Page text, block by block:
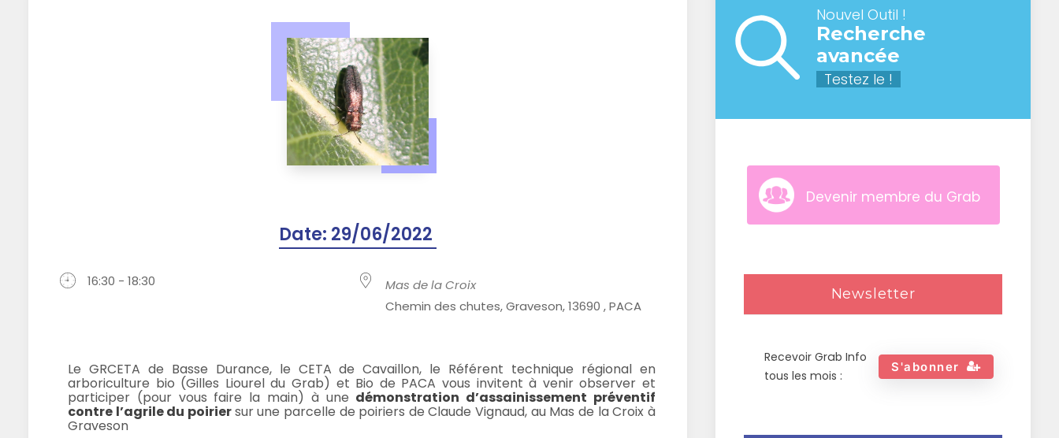
Date: 29/06/2022
16:30 - 18:30
Mas de la Croix
Chemin des chutes, Graveson, 13690 , PACA
Le GRCETA de Basse Durance, le CETA de Cavaillon, le Référent technique régional en
arboriculture bio (Gilles Liourel du Grab) et Bio de PACA vous invitent à venir observer et
participer (pour vous faire la main) à une démonstration d’assainissement préventif
contre l’agrile du poiriersur une parcelle de poiriers de Claude Vignaud, au Mas de la Croix à
Graveson
Nouvel Outil !
Recherche
avancée
Testez le !
Devenir membre du Grab
Newsletter
Recevoir Grab Info
tous les mois :
S'abonner